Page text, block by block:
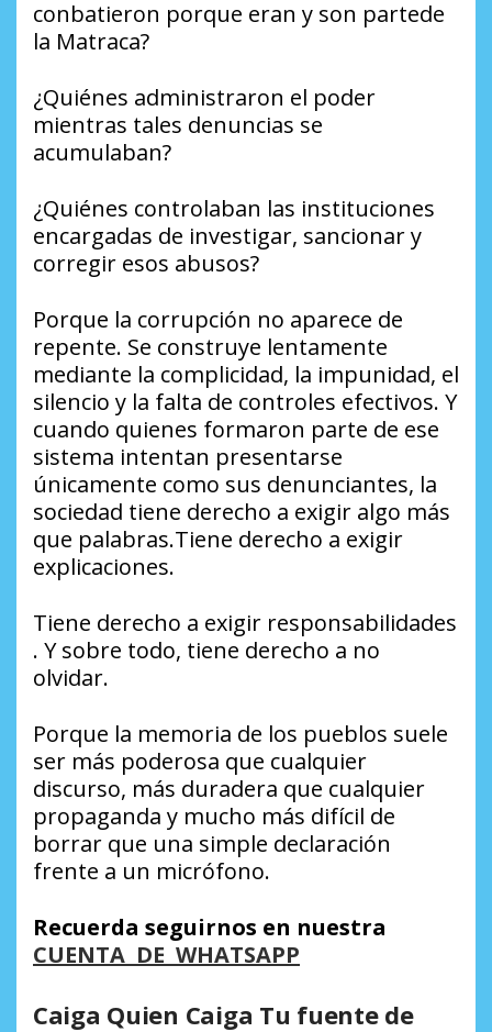
conbatieron porque eran y son partede
la Matraca?
¿Quiénes administraron el poder
mientras tales denuncias se
acumulaban?
¿Quiénes controlaban las instituciones
encargadas de investigar, sancionar y
corregir esos abusos?
Porque la corrupción no aparece de
repente. Se construye lentamente
mediante la complicidad, la impunidad, el
silencio y la falta de controles efectivos. Y
cuando quienes formaron parte de ese
sistema intentan presentarse
únicamente como sus denunciantes, la
sociedad tiene derecho a exigir algo más
que palabras.Tiene derecho a exigir
explicaciones.
Tiene derecho a exigir responsabilidades
. Y sobre todo, tiene derecho a no
olvidar.
Porque la memoria de los pueblos suele
ser más poderosa que cualquier
discurso, más duradera que cualquier
propaganda y mucho más difícil de
borrar que una simple declaración
frente a un micrófono.
Recuerda seguirnos en nuestra
CUENTA DE WHATSAPP
Caiga Quien Caiga Tu fuente de